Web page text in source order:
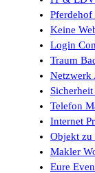
Pferdehof
Keine
Login
Traum
Netzwerk
Telefon
Internet
Objekt zu
Makler
Eure